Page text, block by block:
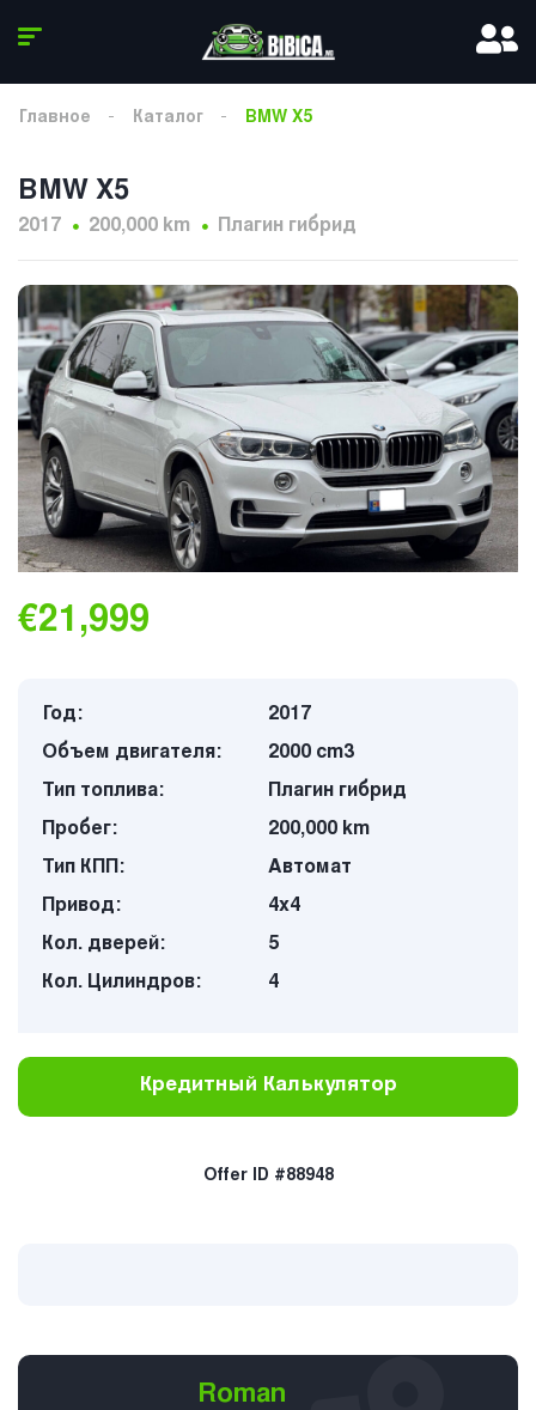
Главное Каталог BMW X5
BMW X5
2017 200,000 km Плагин гибрид
€21,999
Год:
2017
Объем двигателя:
2000 cm3
Тип топлива:
Плагин гибрид
Пробег:
200,000 km
Тип КПП:
Автомат
Привод:
4х4
Кол. дверей:
5
Кол. Цилиндров:
4
Кредитный Калькулятор
Offer ID #88948
Roman